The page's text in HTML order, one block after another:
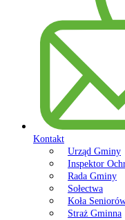
Kontakt
Urząd Gminy
Inspektor
Rada Gminy
Sołectwa
Koła
Straż Gminna